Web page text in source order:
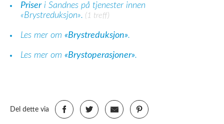
Priseri Sandnes på tjenester innen
«Brystreduksjon». (1 treff)
Les mer om «Brystreduksjon».
Les mer om «Brystoperasjoner».
Del dette via